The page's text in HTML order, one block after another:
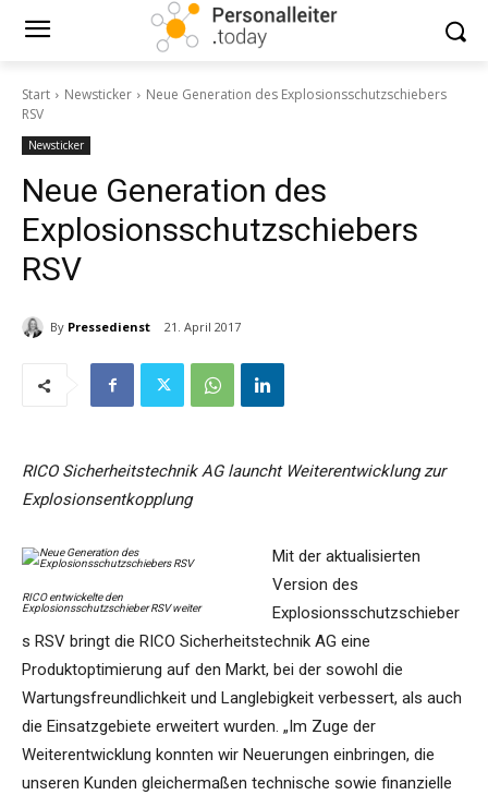
Start Newsticker
Neue Generation des Explosionsschutzschiebers
RSV
Newsticker
Neue Generation des
Explosionsschutzschiebers
RSV
By Pressedienst 21. April 2017
RICO Sicherheitstechnik AG launcht Weiterentwicklung zur
Explosionsentkopplung
RICO entwickelte den
Explosionsschutzschieber RSV weiter
Mit der aktualisierten
Version des
Explosionsschutzschieber
s RSV bringt die RICO Sicherheitstechnik AG eine
Produktoptimierung auf den Markt, bei der sowohl die
Wartungsfreundlichkeit und Langlebigkeit verbessert, als auch
die Einsatzgebiete erweitert wurden. „Im Zuge der
Weiterentwicklung konnten wir Neuerungen einbringen, die
unseren Kunden gleichermaßen technische sowie finanzielle